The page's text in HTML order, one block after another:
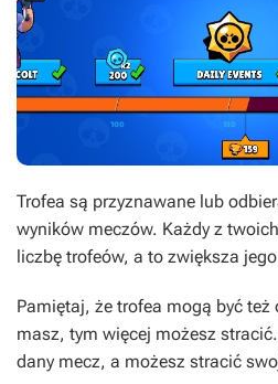
Trofea są przyznawane lub
wyników meczów. Każdy z
liczbę trofeów, a to zwiększa
Pamiętaj, że trofea mogą być
masz, tym więcej możesz
dany mecz, a możesz stracić